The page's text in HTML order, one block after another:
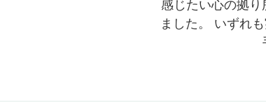
感じたい心の拠
ました。 いずれ